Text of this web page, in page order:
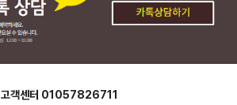
고객센터 01057826711